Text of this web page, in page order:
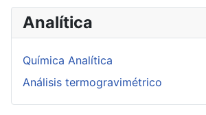
Analítica
Química Analítica
Análisis termogravimétrico